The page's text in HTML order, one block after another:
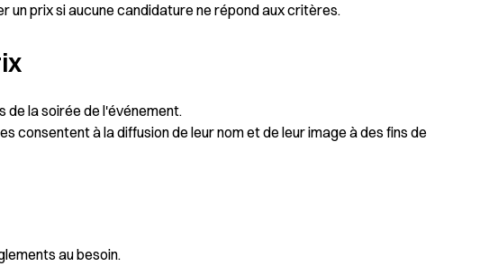
un prix si aucune candidature ne répond aux critères.
de la soirée de l'événement.
consentent à la diffusion de leur nom et de leur image à des fins de
au besoin.